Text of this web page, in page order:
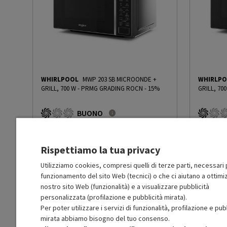
Numero di livelli di potenza 5
Sistema apertura porta Manuale a libro
Segnale fine cottura
Cottura a vapore No
Preimpostazione programmi
cottura
Sì
WHIRLPOOL MWP 203 SB MICROONDE +
GRILL, 700 W- PRMG GRADING ROCN - 15%
BUONO
N: Prodotto funzionante
Prodotto Nuovo 129.99 -15%
Ricondizionato 110.49
Aggiungi al carrello
GRILL,
In
Rispettiamo la tua privacy
Utilizziamo cookies, compresi quelli di terze parti, necessari
funzionamento del sito Web (tecnici) o che ci aiutano a
nostro sito Web (funzionalità) e a visualizzare pubblicità
personalizzata (profilazione e pubblicità mirata).
Per poter utilizzare i servizi di funzionalità, profilazione e
mirata abbiamo bisogno del tuo consenso.